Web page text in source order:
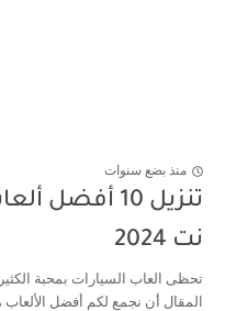
منذ بضع سنوات
تنزيل 10
نت 2024
تحظى العاب السيارات بمحبة
المقال أن نجمع لكم أفضل الألعاب مع تنزيل